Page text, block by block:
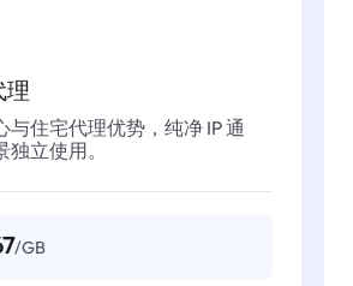
理
与住宅代理优势，纯净 IP 通
立使用。
/GB